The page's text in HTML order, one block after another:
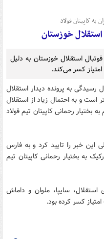
به کاپیتان فولاد
خوزستان
استقلال خوزستان به دلیل
کسر می‌کند.
به پرونده دیدار استقلال
و به احتمال زیاد از استقلال
بختیار رحمانی کاپیتان تیم فولاد
این خبر را تایید کرد و به فارس
به بختیار رحمانی کاپیتان تیم
سایپا، ملوان و داماش
کسر کرده بود.